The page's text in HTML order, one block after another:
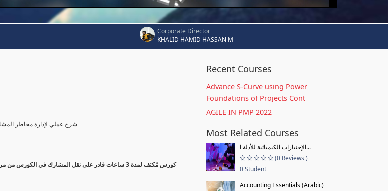
Corporate Director
KHALID HAMID HASSAN M
شرح عملي لإدارة مخاطر
كورس مٌكثف لمدة 3 ساعات قادر على نقل المشارك في
Recent Courses
Advance S-Curve using Power
Foundations of Projects Cont
AGILE IN PMP 2022
Most Related Courses
الإختبارات الكيميائية للأدلة ا...
(0 Reviews )
0 Student
Accounting Essentials (Arabic)